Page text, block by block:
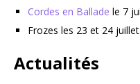
Cordes en Ballade le 7
Frozes les 23 et 24 juillet.
Actualités